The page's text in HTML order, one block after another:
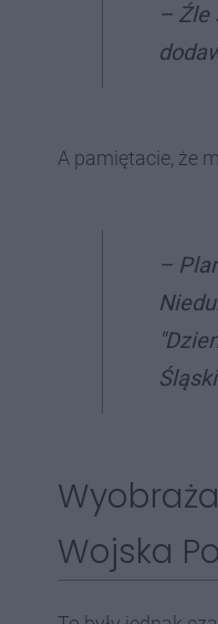
– Źle
A pamiętacie, że
–
Wojska